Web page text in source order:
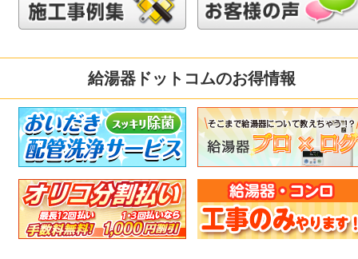
給湯器ドットコムのお得情報